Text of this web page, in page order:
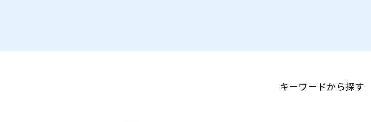
キーワードから探す